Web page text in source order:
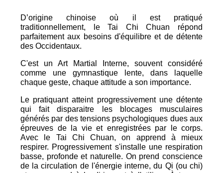
D’origine chinoise où il est pratiqué
traditionnellement, le Tai Chi Chuan répond
parfaitement aux besoins d'équilibre et de détente
des Occidentaux.
C'est un Art Martial Interne, souvent considéré
comme une gymnastique lente, dans laquelle
chaque geste, chaque attitude a son importance.
Le pratiquant atteint progressivement une détente
qui fait disparaitre les blocages musculaires
générés par des tensions psychologiques dues aux
épreuves de la vie et enregistrées par le corps.
Avec le Tai Chi Chuan, on apprend à mieux
respirer. Progressivement s'installe une respiration
basse, profonde et naturelle. On prend conscience
de la circulation de l'énergie interne, du Qi (ou chi)